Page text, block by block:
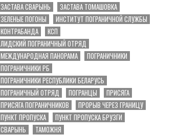
ЗАСТАВА СВАРЫНЬ
ЗАСТАВА ТОМАШОВКА
ЗЕЛЕНЫЕ ПОГОНЫ
ИНСТИТУТ ПОГРАНИЧНОЙ СЛУЖБЫ
КОНТРАБАНДА
КСП
ЛИДСКИЙ ПОГРАНИЧНЫЙ ОТРЯД
МЕЖДУНАРОДНАЯ ПАНОРАМА
ПОГРАНИЧНИКИ
ПОГРАНИЧНИКИ РБ
ПОГРАНИЧНИКИ РЕСПУБЛИКИ БЕЛАРУСЬ
ПОГРАНИЧНЫЙ ОТРЯД
ПОГРАНЦЫ
ПРИСЯГА
ПРИСЯГА ПОГРАНИЧНИКОВ
ПРОРЫВ ЧЕРЕЗ ГРАНИЦУ
ПУНКТ ПРОПУСКА
ПУНКТ ПРОПУСКА БРУЗГИ
СВАРЫНЬ
ТАМОЖНЯ